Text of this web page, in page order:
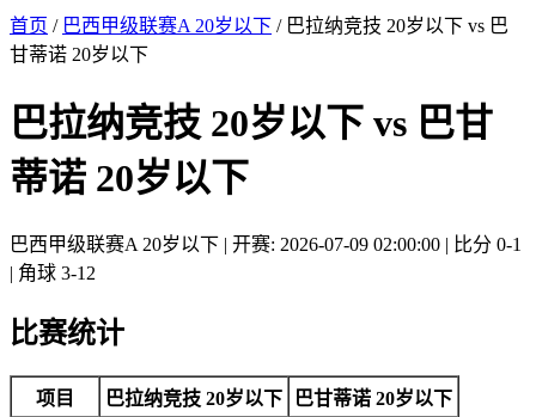
首页 / 巴西甲级联赛A 20岁以下 / 巴拉纳竞技 20岁以下 vs 巴
甘蒂诺 20岁以下
巴拉纳竞技 20岁以下 vs 巴甘
蒂诺 20岁以下
巴西甲级联赛A 20岁以下 | 开赛: 2026-07-09 02:00:00 | 比分 0-1
| 角球 3-12
比赛统计
项目 巴拉纳竞技 20岁以下
巴甘蒂诺 20岁以下